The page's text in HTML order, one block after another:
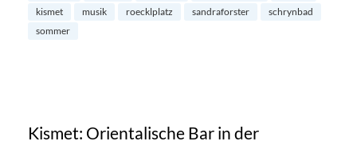
kismet
musik roecklplatz sandraforster
schrynbad
sommer
Kismet: Orientalische Bar in der